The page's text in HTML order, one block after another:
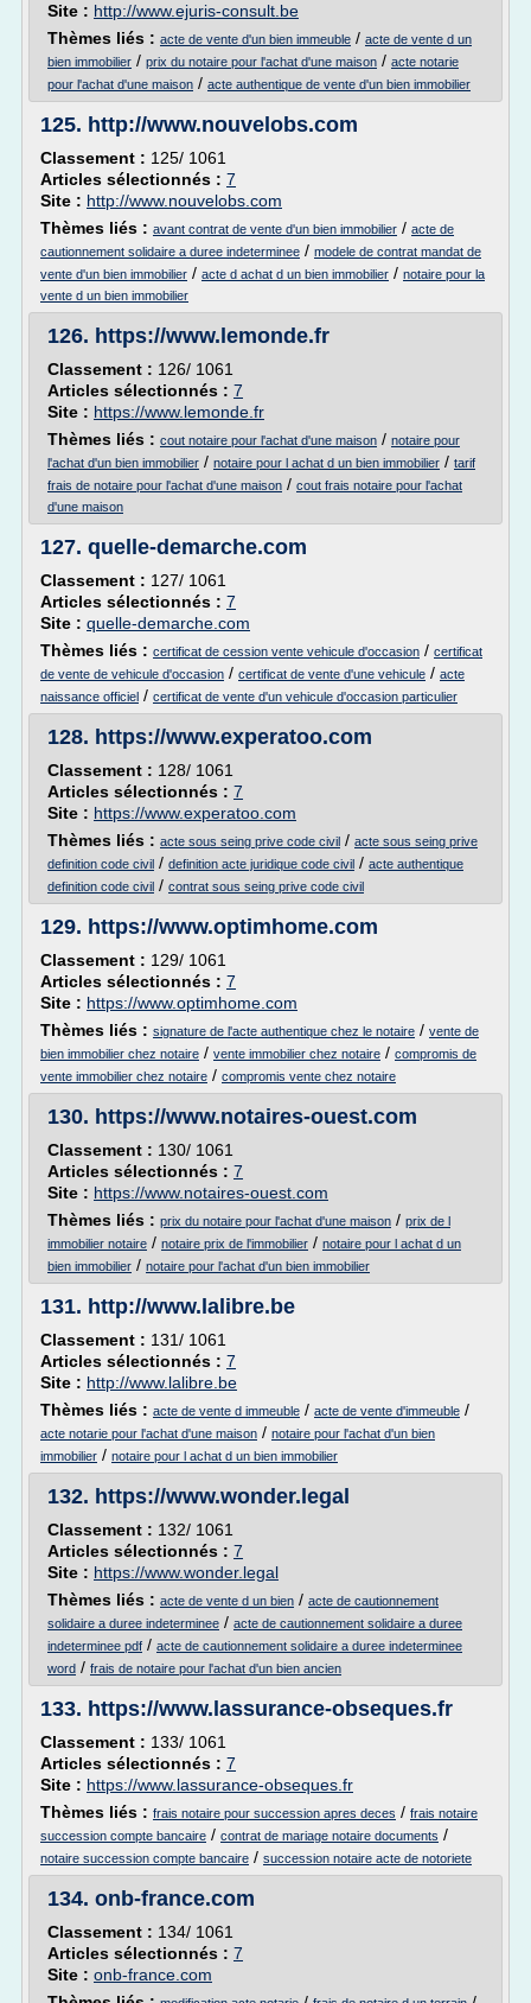
Site : http://www.ejuris-consult.be
Thèmes liés : acte de vente d'un bien immeuble / acte de vente d un
bien immobilier / prix du notaire pour l'achat d'une maison / acte notarie
pour l'achat d'une maison / acte authentique de vente d'un bien immobilier
125. http://www.nouvelobs.com
Classement : 125/ 1061
Articles sélectionnés : 7
Site : http://www.nouvelobs.com
Thèmes liés : avant contrat de vente d'un bien immobilier / acte de
cautionnement solidaire a duree indeterminee / modele de contrat mandat de
vente d'un bien immobilier / acte d achat d un bien immobilier / notaire pour la
vente d un bien immobilier
126. https://www.lemonde.fr
Classement : 126/ 1061
Articles sélectionnés : 7
Site : https://www.lemonde.fr
Thèmes liés : cout notaire pour l'achat d'une maison / notaire pour
l'achat d'un bien immobilier / notaire pour l achat d un bien immobilier / tarif
frais de notaire pour l'achat d'une maison / cout frais notaire pour l'achat
d'une maison
127. quelle-demarche.com
Classement : 127/ 1061
Articles sélectionnés : 7
Site : quelle-demarche.com
Thèmes liés : certificat de cession vente vehicule d'occasion / certificat
de vente de vehicule d'occasion / certificat de vente d'une vehicule / acte
naissance officiel / certificat de vente d'un vehicule d'occasion particulier
128. https://www.experatoo.com
Classement : 128/ 1061
Articles sélectionnés : 7
Site : https://www.experatoo.com
Thèmes liés : acte sous seing prive code civil / acte sous seing prive
definition code civil / definition acte juridique code civil / acte authentique
definition code civil / contrat sous seing prive code civil
129. https://www.optimhome.com
Classement : 129/ 1061
Articles sélectionnés : 7
Site : https://www.optimhome.com
Thèmes liés : signature de l'acte authentique chez le notaire / vente de
bien immobilier chez notaire / vente immobilier chez notaire / compromis de
vente immobilier chez notaire / compromis vente chez notaire
130. https://www.notaires-ouest.com
Classement : 130/ 1061
Articles sélectionnés : 7
Site : https://www.notaires-ouest.com
Thèmes liés : prix du notaire pour l'achat d'une maison / prix de l
immobilier notaire / notaire prix de l'immobilier / notaire pour l achat d un
bien immobilier / notaire pour l'achat d'un bien immobilier
131. http://www.lalibre.be
Classement : 131/ 1061
Articles sélectionnés : 7
Site : http://www.lalibre.be
Thèmes liés : acte de vente d immeuble / acte de vente d'immeuble /
acte notarie pour l'achat d'une maison / notaire pour l'achat d'un bien
immobilier / notaire pour l achat d un bien immobilier
132. https://www.wonder.legal
Classement : 132/ 1061
Articles sélectionnés : 7
Site : https://www.wonder.legal
Thèmes liés : acte de vente d un bien / acte de cautionnement
solidaire a duree indeterminee / acte de cautionnement solidaire a duree
indeterminee pdf / acte de cautionnement solidaire a duree indeterminee
word / frais de notaire pour l'achat d'un bien ancien
133. https://www.lassurance-obseques.fr
Classement : 133/ 1061
Articles sélectionnés : 7
Site : https://www.lassurance-obseques.fr
Thèmes liés : frais notaire pour succession apres deces / frais notaire
succession compte bancaire / contrat de mariage notaire documents /
notaire succession compte bancaire / succession notaire acte de notoriete
134. onb-france.com
Classement : 134/ 1061
Articles sélectionnés : 7
Site : onb-france.com